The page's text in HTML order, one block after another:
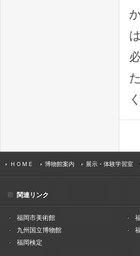
ＨＯＭＥ 博物館案内 展示・体験学習室
関連リンク
福岡市美術館
九州国立博物館
福岡検定